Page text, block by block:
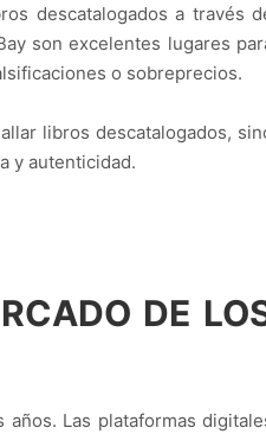
descatalogados a través
son excelentes lugares
o sobreprecios.
libros descatalogados,
y autenticidad.
DE
Las plataformas